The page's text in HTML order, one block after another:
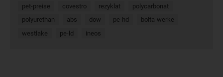
pet-preise
covestro rezyklat
polycarbonat
polyurethan
abs dow pe-hd
bolta-werke
westlake
pe-ld ineos